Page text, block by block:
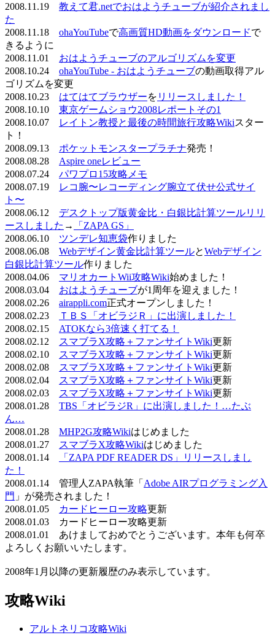
2008.11.19 教えて君.netでおはようチューブが紹介されまし
た
2008.11.18 ohaYouTubeで高画質HD動画をダウンロードで
きるように
2008.11.01 おはようチューブのアルゴリズムを変更
2008.10.24 ohaYouTube - おはようチューブの動画取得アル
ゴリズムを変更
2008.10.23 はてはてブラウザーを リリースしました！
2008.10.10 東京ゲームショウ2008レポートその1
2008.10.07
レイトン教授と最後の時間旅行攻略Wikiスター
ト！
2008.09.13 ポケットモンスタープラチナ発売！
2008.08.28 Aspire oneレビュー
2008.07.24 パワプロ15攻略メモ
2008.07.19
レコ腕〜レコーディング腕立て伏せ公式サイ
ト〜
2008.06.12 デスクトップ版黄金比・白銀比計算ツールリリ
ースしました →
「ZAPA GS」
2008.06.10 ツンデレ知恵袋作りました
2008.06.08 Webデザイン黄金比計算ツールとWebデザイン
白銀比計算ツール作りました
2008.04.06 マリオカートWii攻略Wiki始めました！
2008.03.04 おはようチューブが1周年を迎えました！
2008.02.26 airappli.com正式オープンしました！
2008.02.23
ＴＢＳ「オビラジＲ」に出演しました！
2008.02.15 ATOKなら3倍速く打てる！
2008.02.12
スマブラX攻略＋ファンサイトWiki更新
2008.02.10
スマブラX攻略＋ファンサイトWiki更新
2008.02.08
スマブラX攻略＋ファンサイトWiki更新
2008.02.04
スマブラX攻略＋ファンサイトWiki更新
2008.02.03
スマブラX攻略＋ファンサイトWiki更新
2008.01.28 TBS「オビラジR」に出演しました！…たぶ
ん…
2008.01.28 MHP2G攻略Wikiはじめました
2008.01.27
スマブラX攻略Wikiはじめました
2008.01.14
「ZAPA PDF READER DS」リリースしまし
た！
2008.01.14 管理人ZAPA執筆「 Adobe AIRプログラミング入
門 」が発売されました！
2008.01.05
カードヒーロー攻略更新
2008.01.03 カードヒーロー攻略更新
2008.01.01 あけましておめでとうございます。本年も何卒
よろしくお願いいたします。
2008年1月以降の更新履歴のみ表示しています。
攻略Wiki
アルトネリコ攻略Wiki